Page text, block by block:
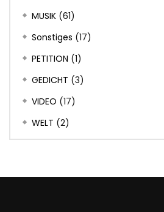
MUSIK (61)
Sonstiges (17)
PETITION (1)
GEDICHT (3)
VIDEO (17)
WELT (2)